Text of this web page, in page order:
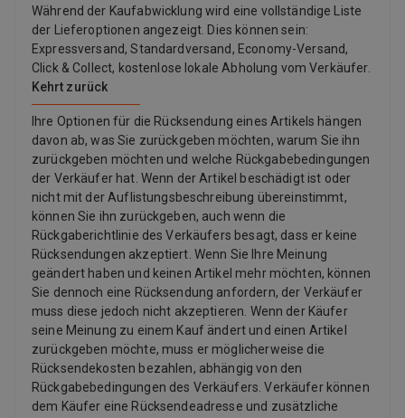
Während der Kaufabwicklung wird eine vollständige Liste
der Lieferoptionen angezeigt. Dies können sein:
Expressversand, Standardversand, Economy-Versand,
Click & Collect, kostenlose lokale Abholung vom Verkäufer.
Kehrt zurück
Ihre Optionen für die Rücksendung eines Artikels hängen
davon ab, was Sie zurückgeben möchten, warum Sie ihn
zurückgeben möchten und welche Rückgabebedingungen
der Verkäufer hat. Wenn der Artikel beschädigt ist oder
nicht mit der Auflistungsbeschreibung übereinstimmt,
können Sie ihn zurückgeben, auch wenn die
Rückgaberichtlinie des Verkäufers besagt, dass er keine
Rücksendungen akzeptiert. Wenn Sie Ihre Meinung
geändert haben und keinen Artikel mehr möchten, können
Sie dennoch eine Rücksendung anfordern, der Verkäufer
muss diese jedoch nicht akzeptieren. Wenn der Käufer
seine Meinung zu einem Kauf ändert und einen Artikel
zurückgeben möchte, muss er möglicherweise die
Rücksendekosten bezahlen, abhängig von den
Rückgabebedingungen des Verkäufers. Verkäufer können
dem Käufer eine Rücksendeadresse und zusätzliche